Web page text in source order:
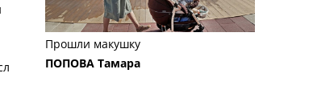
Прошли макушку
ПОПОВА Тамара